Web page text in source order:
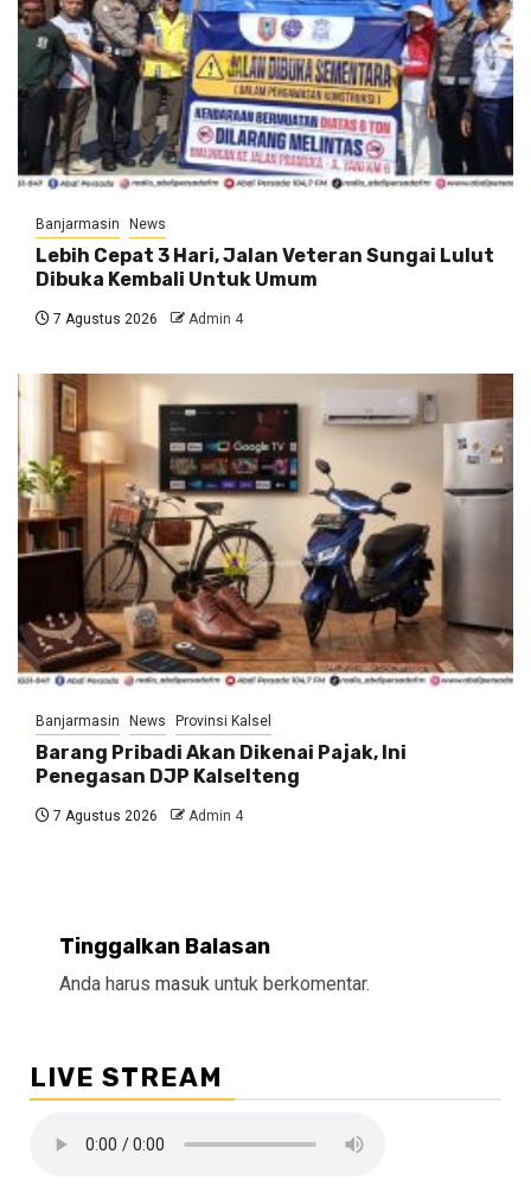
Banjarmasin News
Lebih Cepat 3 Hari, Jalan Veteran Sungai Lulut
Dibuka Kembali Untuk Umum
7 Agustus 2026 Admin 4
Banjarmasin News Provinsi Kalsel
Barang Pribadi Akan Dikenai Pajak, Ini
Penegasan DJP Kalselteng
7 Agustus 2026 Admin 4
Tinggalkan Balasan
Anda harus masuk untuk berkomentar.
LIVE STREAM